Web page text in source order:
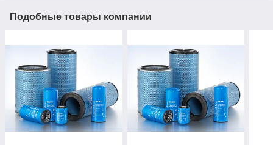
Подобные товары компании